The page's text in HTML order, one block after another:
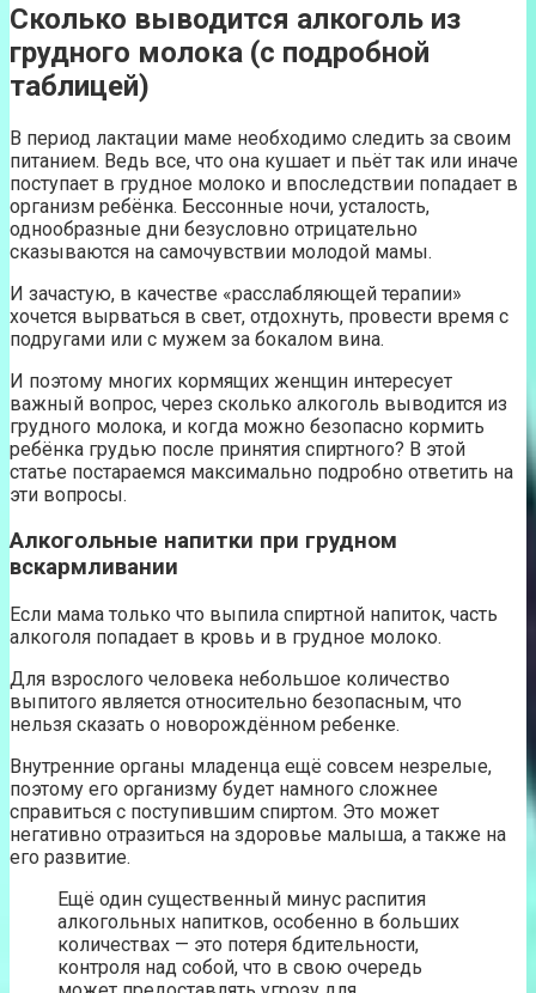
Сколько выводится алкоголь из
грудного молока (с подробной
таблицей)
В период лактации маме необходимо следить за своим
питанием. Ведь все, что она кушает и пьёт так или иначе
поступает в грудное молоко и впоследствии попадает в
организм ребёнка. Бессонные ночи, усталость,
однообразные дни безусловно отрицательно
сказываются на самочувствии молодой мамы.
И зачастую, в качестве «расслабляющей терапии»
хочется вырваться в свет, отдохнуть, провести время с
подругами или с мужем за бокалом вина.
И поэтому многих кормящих женщин интересует
важный вопрос, через сколько алкоголь выводится из
грудного молока, и когда можно безопасно кормить
ребёнка грудью после принятия спиртного? В этой
статье постараемся максимально подробно ответить на
эти вопросы.
Алкогольные напитки при грудном
вскармливании
Если мама только что выпила спиртной напиток, часть
алкоголя попадает в кровь и в грудное молоко.
Для взрослого человека небольшое количество
выпитого является относительно безопасным, что
нельзя сказать о новорождённом ребенке.
Внутренние органы младенца ещё совсем незрелые,
поэтому его организму будет намного сложнее
справиться с поступившим спиртом. Это может
негативно отразиться на здоровье малыша, а также на
его развитие.
Ещё один существенный минус распития
алкогольных напитков, особенно в больших
количествах — это потеря бдительности,
контроля над собой, что в свою очередь